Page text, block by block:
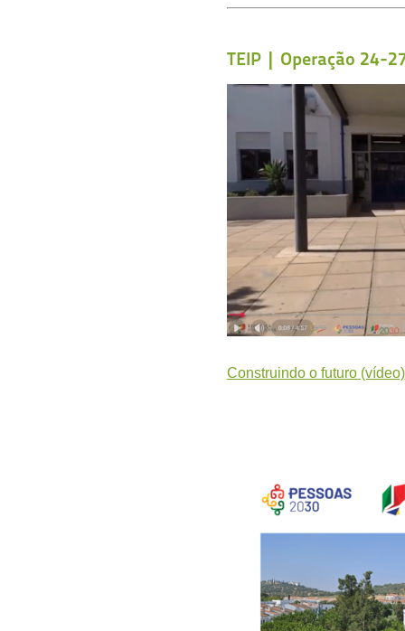
TEIP | Operação 24-
Construindo o futuro (vídeo)